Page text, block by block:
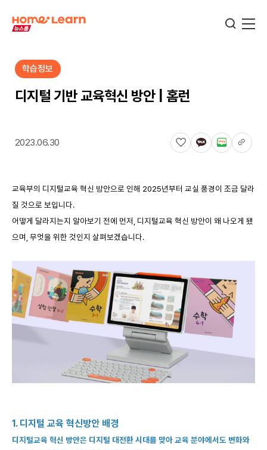
기업뉴스
학습정보
학습정보
디지털 기반 교육혁신 방안 | 홈런
2023.06.30
교육부의 디지털교육 혁신 방안으로 인해 2025년부터 교실 풍경이 조금 달라
질 것으로 보입니다.
어떻게 달라지는지 알아보기 전에 먼저, 디지털교육 혁신 방안이 왜 나오게 됐
으며, 무엇을 위한 것인지 살펴보겠습니다.
1. 디지털 교육 혁신방안 배경
디지털교육 혁신 방안은 디지털 대전환 시대를 맞아 교육 분야에서도 변화와